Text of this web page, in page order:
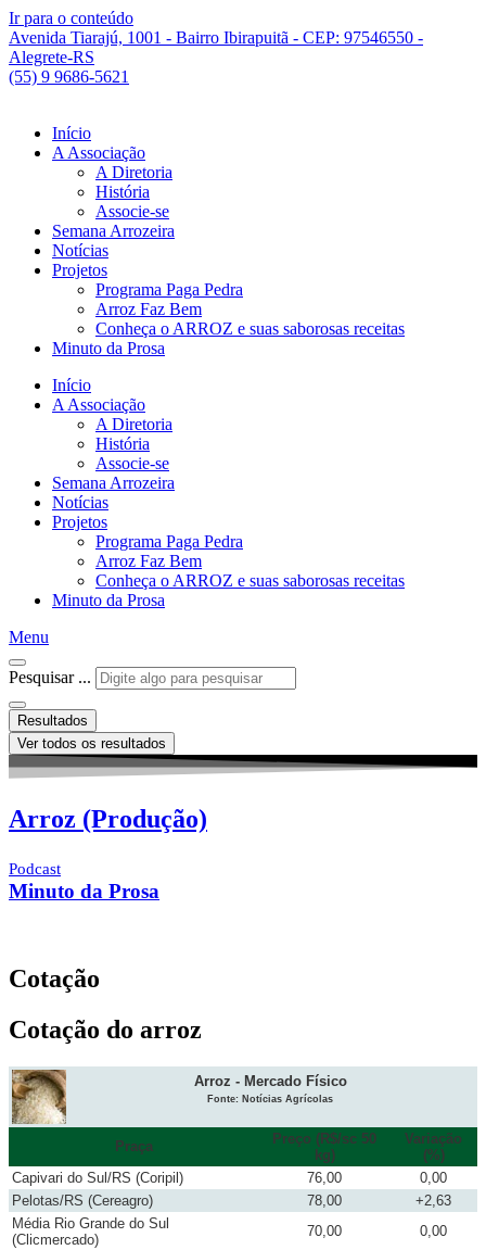
Ir para o conteúdo
Avenida Tiarajú, 1001 - Bairro Ibirapuitã - CEP: 97546550 -
Alegrete-RS
(55) 9 9686-5621
Início
A Associação
A Diretoria
História
Associe-se
Semana Arrozeira
Notícias
Projetos
Programa Paga Pedra
Arroz Faz Bem
Conheça o ARROZ e suas saborosas receitas
Minuto da Prosa
Início
A Associação
A Diretoria
História
Associe-se
Semana Arrozeira
Notícias
Projetos
Programa Paga Pedra
Arroz Faz Bem
Conheça o ARROZ e suas saborosas receitas
Minuto da Prosa
Menu
Pesquisar ...
Resultados
Ver todos os resultados
Arroz (Produção)
Podcast
Minuto da Prosa
Cotação
Cotação do arroz
Arroz - Mercado Físico
Fonte: Notícias Agrícolas
Praça
Preço (R$/sc 50
kg)
Variação
(%)
Capivari do Sul/RS (Coripil)
76,00
0,00
Pelotas/RS (Cereagro)
78,00
+2,63
Média Rio Grande do Sul
(Clicmercado)
70,00
0,00